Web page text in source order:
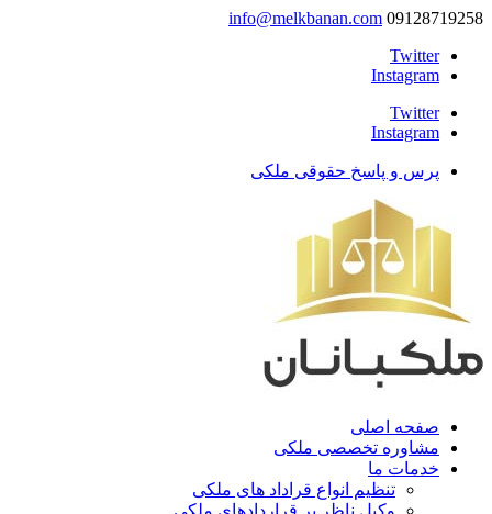
09128719258
info@melkbanan.com
Twitter
Instagram
Twitter
Instagram
پرس و پاسخ حقوقی ملکی
صفحه اصلی
مشاوره تخصصی ملکی
خدمات ما
تنظیم انواع قراداد های ملکی
وکیل ناظر بر قراردادهای ملکی